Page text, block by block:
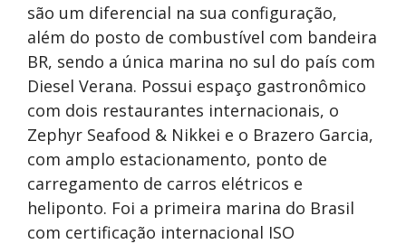
são um diferencial na sua configuração,
além do posto de combustível com bandeira
BR, sendo a única marina no sul do país com
Diesel Verana. Possui espaço gastronômico
com dois restaurantes internacionais, o
Zephyr Seafood & Nikkei e o Brazero Garcia,
com amplo estacionamento, ponto de
carregamento de carros elétricos e
heliponto. Foi a primeira marina do Brasil
com certificação internacional ISO